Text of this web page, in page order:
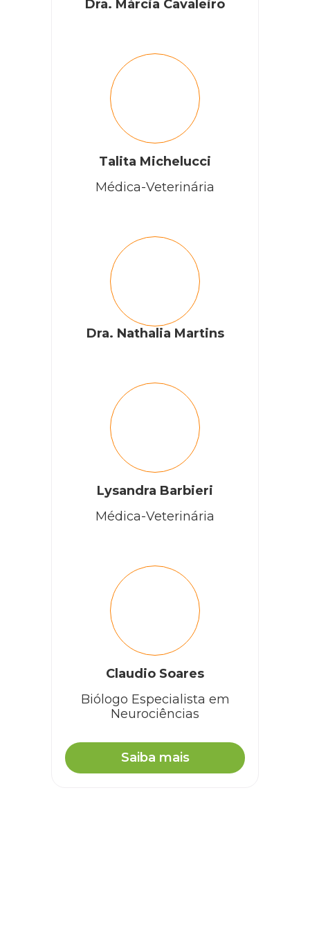
Dra. Márcia Cavaleiro
Talita Michelucci
Médica-Veterinária
Dra. Nathalia Martins
Lysandra Barbieri
Médica-Veterinária
Claudio Soares
Biólogo Especialista em
Neurociências
Saiba mais